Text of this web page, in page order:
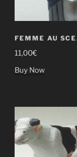
FEMME AU
11,00€
Buy Now